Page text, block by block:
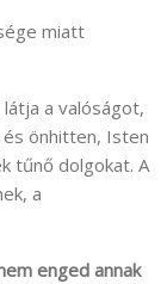
miatt
a valóságot,
önhitten, Isten
tűnő dolgokat. A
a
enged annak